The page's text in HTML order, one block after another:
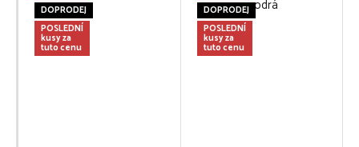
DOPRODEJ
POSLEDNÍ
kusy za
tuto cenu
DOPRODEJ
POSLEDNÍ
kusy za
tuto cenu